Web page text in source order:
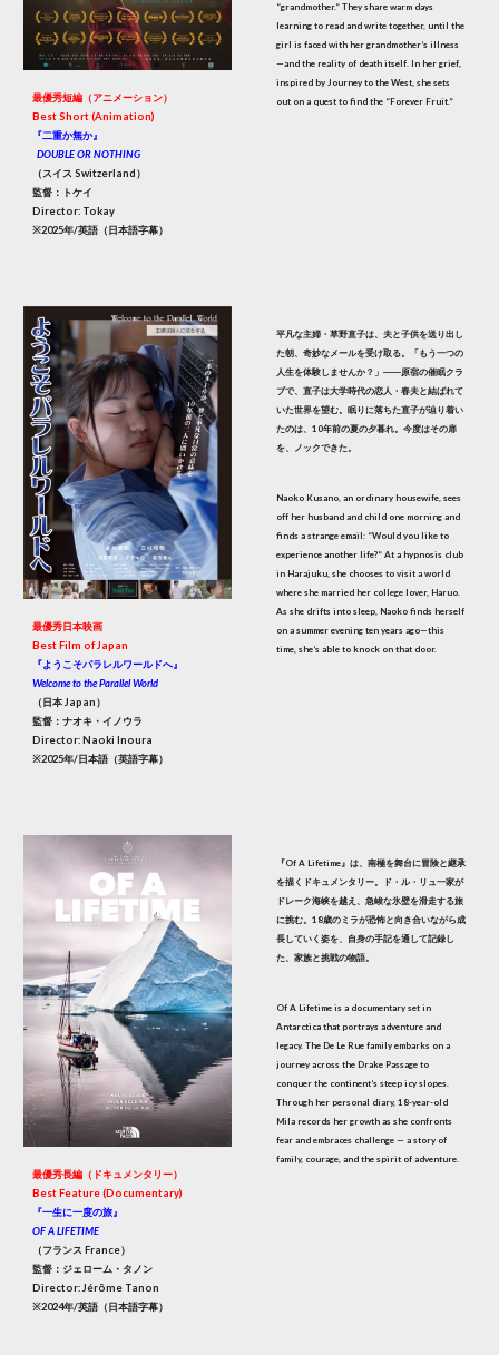
最優秀短編（アニメーション）
Best Short (Animation)
『二重か無か』
DOUBLE OR NOTHING
（スイス Switzerland）
監督：トケイ
Director: Tokay
※2025年/英語（日本語字幕）
“grandmother.” They share warm days
learning to read and write together, until the
girl is faced with her grandmother’s illness
—and the reality of death itself. In her grief,
inspired by Journey to the West, she sets
out on a quest to find the “Forever Fruit.”
最優秀日本映画
Best Film of Japan
『ようこそパラレルワールドへ』
Welcome to the Parallel World
（日本 Japan）
監督：ナオキ・イノウラ
Director: Naoki Inoura
※2025年/日本語（英語字幕）
平凡な主婦・草野直子は、夫と子供を送り出し
た朝、奇妙なメールを受け取る。「もう一つの
人生を体験しませんか？」――原宿の催眠クラ
ブで、直子は大学時代の恋人・春夫と結ばれて
いた世界を望む。眠りに落ちた直子が辿り着い
たのは、10年前の夏の夕暮れ。今度はその扉
を、ノックできた。
Naoko Kusano, an ordinary housewife, sees
off her husband and child one morning and
finds a strange email: “Would you like to
experience another life?” At a hypnosis club
in Harajuku, she chooses to visit a world
where she married her college lover, Haruo.
As she drifts into sleep, Naoko finds herself
on a summer evening ten years ago—this
time, she’s able to knock on that door.
最優秀長編（ドキュメンタリー）
Best Feature (Documentary)
『一生に一度の旅』
OF A LIFETIME
（フランス France）
監督：ジェローム・タノン
Director: Jérôme Tanon
※2024年/英語（日本語字幕）
『Of A Lifetime』は、南極を舞台に冒険と継承
を描くドキュメンタリー。ド・ル・リュ一家が
ドレーク海峡を越え、急峻な氷壁を滑走する旅
に挑む。18歳のミラが恐怖と向き合いながら成
長していく姿を、自身の手記を通して記録し
た、家族と挑戦の物語。
Of A Lifetime is a documentary set in
Antarctica that portrays adventure and
legacy. The De Le Rue family embarks on a
journey across the Drake Passage to
conquer the continent’s steep icy slopes.
Through her personal diary, 18-year-old
Mila records her growth as she confronts
fear and embraces challenge — a story of
family, courage, and the spirit of adventure.